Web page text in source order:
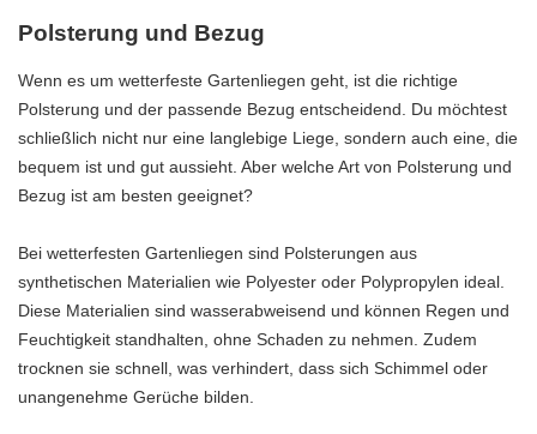
Polsterung und Bezug
Wenn es um wetterfeste Gartenliegen geht, ist die richtige
Polsterung und der passende Bezug entscheidend. Du möchtest
schließlich nicht nur eine langlebige Liege, sondern auch eine, die
bequem ist und gut aussieht. Aber welche Art von Polsterung und
Bezug ist am besten geeignet?
Bei wetterfesten Gartenliegen sind Polsterungen aus
synthetischen Materialien wie Polyester oder Polypropylen ideal.
Diese Materialien sind wasserabweisend und können Regen und
Feuchtigkeit standhalten, ohne Schaden zu nehmen. Zudem
trocknen sie schnell, was verhindert, dass sich Schimmel oder
unangenehme Gerüche bilden.